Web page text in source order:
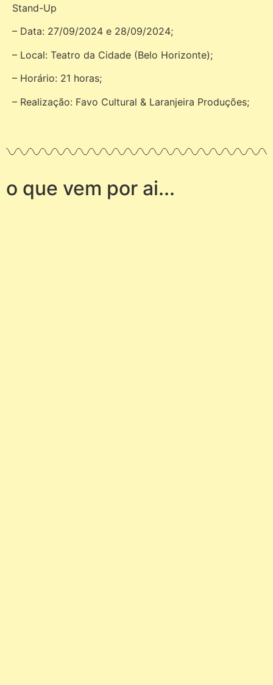
Stand-Up
– Data: 27/09/2024 e 28/09/2024;
– Local: Teatro da Cidade (Belo Horizonte);
– Horário: 21 horas;
– Realização: Favo Cultural & Laranjeira Produções;
o que vem por ai...